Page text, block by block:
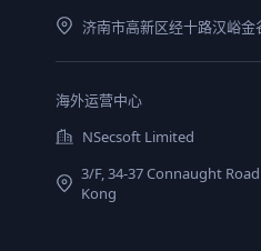
济南市高新区经十路汉峪金
海外运营中心
NSecsoft Limited
3/F, 34-37 Connaught
Kong